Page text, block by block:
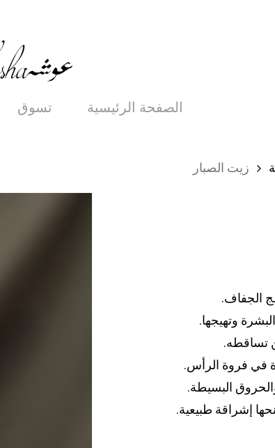
الصفحة الرئيسية تسوق
زيت الصبار
الجفاف.
وتهيجها.
تساقطه.
في فروة الرأس.
البسيطة.
إشراقة طبيعية.